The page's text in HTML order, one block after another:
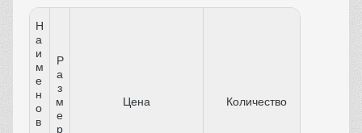
Н
а
и
м
е
н
о
в
Р
а
з
м
е
р
Цена Количество